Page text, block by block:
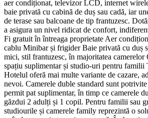
aer condiționat, televizor LCD, internet
baie privată cu cabină de duș sau cadă, iar
de terase sau balcoane de tip frantuzesc.
a asigura un nivel ridicat de confort,
Fi gratuit în întreaga proprietate Aer
cablu Minibar și frigider Baie privată cu duș
mici, stil frantuzesc, în majoritatea camerelor
spațiu suplimentar și studio-uri pentru familii
Hotelul oferă mai multe variante de cazare,
nevoi. Camerele duble standard sunt
permit pat suplimentar, în timp ce camerele
găzdui 2 adulți și 1 copil. Pentru familii sau
studiourile și camerele family reprezintă o